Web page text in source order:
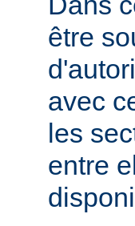
être
avec
les
entre